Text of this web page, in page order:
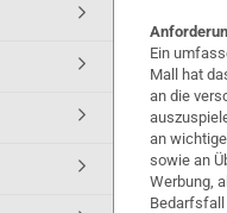
Ein
Mall hat
an die
an
sowie an
Werbung,
Bedarfsfall